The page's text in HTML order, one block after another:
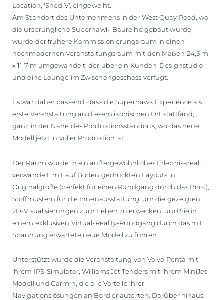
Location, 'Shed V', eingeweiht.
Am Standort des Unternehmens in der West Quay Road, wo
die ursprüngliche Superhawk-Baureihe gebaut wurde,
wurde der frühere Kommissionierungsraum in einen
hochmodernen Veranstaltungsraum mit den Maßen 24,5 m
x 11,7 m umgewandelt, der über ein Kunden-Designstudio
und eine Lounge im Zwischengeschoss verfügt.
Es war daher passend, dass die Superhawk Experience als
erste Veranstaltung an diesem ikonischen Ort stattfand,
ganz in der Nähe des Produktionsstandorts, wo das neue
Modell jetzt in voller Produktion ist.
Der Raum wurde in ein außergewöhnliches Erlebnisareal
verwandelt, mit auf Boden gedruckten Layouts in
Originalgröße (perfekt für einen Rundgang durch das Boot),
Stoffmustern für die Innenausstattung, um die gezeigten
2D-Visualisierungen zum Leben zu erwecken, und Sie in
einem exklusiven Virtual-Reality-Rundgang durch das mit
Spannung erwartete neue Modell zu führen.
Unterstützt wurde die Veranstaltung von Volvo Penta mit
ihrem IPS-Simulator, Williams Jet Tenders mit ihrem MiniJet-
Modell und Garmin, die alle Vorteile ihrer
Navigationslösungen an Bord erläuterten. Darüber hinaus